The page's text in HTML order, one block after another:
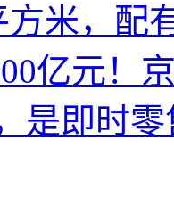
方米，配
亿元！
是即时